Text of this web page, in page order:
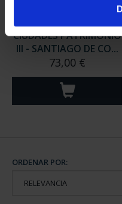
CIUDADES PATRIMONIO
III - SANTIAGO DE CO...
73,00 €
ORDENAR POR: